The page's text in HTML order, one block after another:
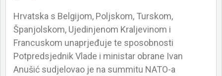
Hrvatska s Belgijom, Poljskom, Turskom,
Španjolskom, Ujedinjenom Kraljevinom i
Francuskom unaprjeđuje te sposobnosti
Potpredsjednik Vlade i ministar obrane Ivan
Anušić sudjelovao je na summitu NATO-a